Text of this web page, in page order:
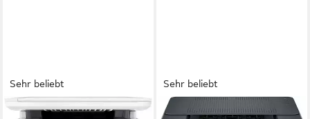
Sehr beliebt
HP
Sehr beliebt
HP